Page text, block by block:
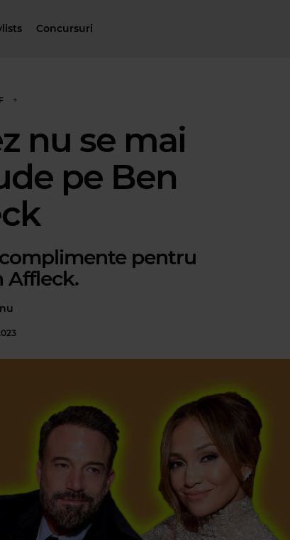
Concursuri
nu se mai
pe Ben
pentru
Affleck.